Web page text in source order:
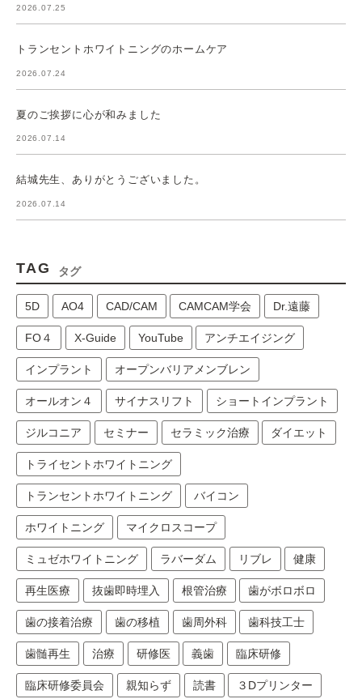
2026.07.25
トランセントホワイトニングのホームケア
2026.07.24
夏のご挨拶に心が和みました
2026.07.14
結城先生、ありがとうございました。
2026.07.14
TAG タグ
5D AO4 CAD/CAM CAMCAM学会 Dr.遠藤
FO４ X-Guide YouTube アンチエイジング
インプラント オープンバリアメンブレン
オールオン４ サイナスリフト ショートインプラント
ジルコニア セミナー セラミック治療 ダイエット
トライセントホワイトニング
トランセントホワイトニング バイコン
ホワイトニング マイクロスコープ
ミュゼホワイトニング ラバーダム リブレ 健康
再生医療 抜歯即時埋入 根管治療 歯がボロボロ
歯の接着治療 歯の移植 歯周外科 歯科技工士
歯髄再生 治療 研修医 義歯 臨床研修
臨床研修委員会 親知らず 読書 ３Dプリンター